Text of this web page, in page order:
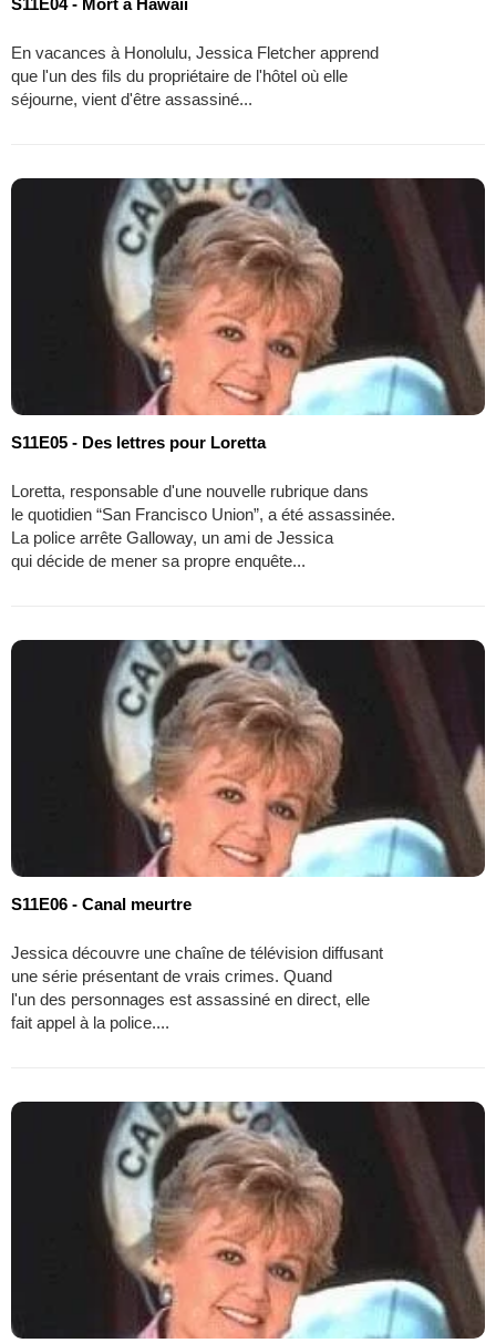
En vacances à Honolulu, Jessica Fletcher apprend
que l'un des fils du propriétaire de l'hôtel où elle
séjourne, vient d'être assassiné...
S11E05 - Des lettres pour Loretta
Loretta, responsable d'une nouvelle rubrique dans
le quotidien “San Francisco Union”, a été assassinée.
La police arrête Galloway, un ami de Jessica
qui décide de mener sa propre enquête...
S11E06 - Canal meurtre
Jessica découvre une chaîne de télévision diffusant
une série présentant de vrais crimes. Quand
l'un des personnages est assassiné en direct, elle
fait appel à la police....